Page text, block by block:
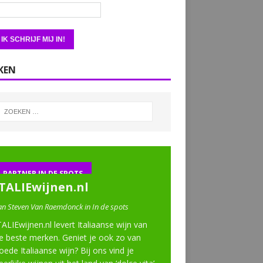
PARTNER IN DE SPOTS
Steven Van Raemdonck in In de spots
levert Italiaanse wijn van
beste merken. Geniet je ook zo van
Italiaanse wijn? Bij ons vind je